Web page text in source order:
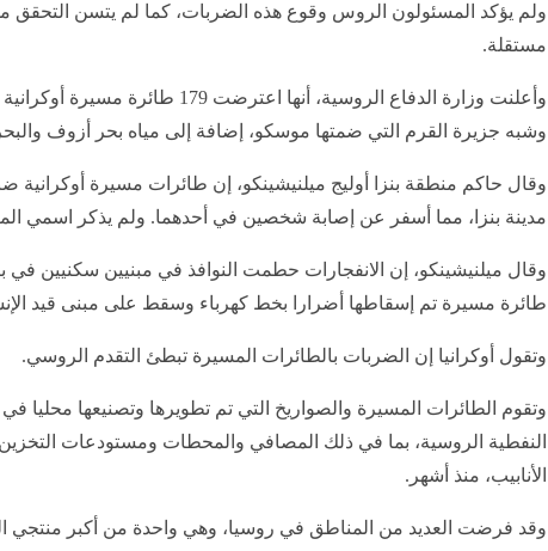
ولم يؤكد المسئولون الروس وقوع هذه الضربات، كما لم يتسن التحقق
مستقلة.
وشبه جزيرة القرم التي ضمتها موسكو، إضافة إلى مياه بحر أزوف
وقال حاكم منطقة بنزا أوليج ميلنيشينكو، إن طائرات مسيرة
مدينة بنزا، مما أسفر عن إصابة شخصين في أحدهما. ولم يذكر اسمي
وقال ميلنيشينكو، إن الانفجارات حطمت النوافذ في مبنيين سكنيين
طائرة مسيرة تم إسقاطها أضرارا بخط كهرباء وسقط على مبنى قيد
وتقول أوكرانيا إن الضربات بالطائرات المسيرة تبطئ التقدم الروسي.
وتقوم الطائرات المسيرة والصواريخ التي تم تطويرها وتصنيعها محليا
النفطية الروسية، بما في ذلك المصافي والمحطات ومستودعات
الأنابيب، منذ أشهر.
وقد فرضت العديد من المناطق في روسيا، وهي واحدة من أكبر منتجي